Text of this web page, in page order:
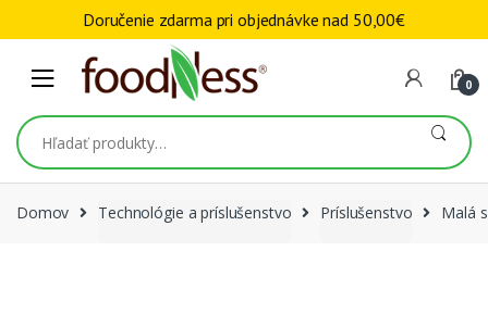
Skip to navigation
Skip to content
0
Hľadať:
Domov Technológie a príslušenstvo Príslušenstvo Malá
Doručenie zdarma pri objednávke nad 50,00€